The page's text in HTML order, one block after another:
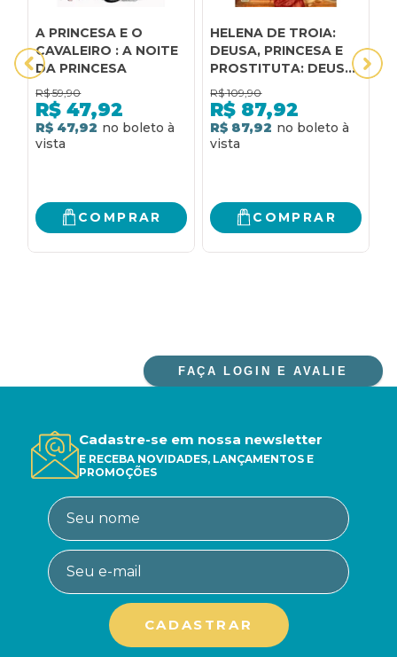
A PRINCESA E O
CAVALEIRO : A NOITE
DA PRINCESA
R$ 59,90
R$ 47,92
R$ 47,92
COMPRAR
HELENA DE TROIA:
DEUSA, PRINCESA E
PROSTITUTA: DEUSA,
PRINCESA E
PROSTITUTA
R$ 109,90
R$ 87,92
R$ 87,92
COMPRAR
FAÇA LOGIN E AVALIE
Cadastre-se em nossa newsletter
E RECEBA NOVIDADES, LANÇAMENTOS E
PROMOÇÕES